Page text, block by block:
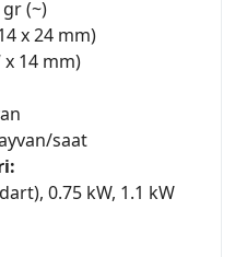
gr (~)
x 24 mm)
14 mm)
saat
0.75 kW, 1.1 kW